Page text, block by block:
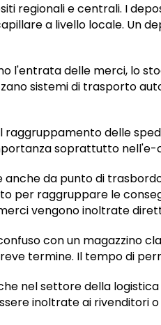
regionali e centrali. I
a livello locale. Un
l'entrata delle merci, lo
sistemi di trasporto
delle
soprattutto
anche da punto di
per raggruppare le
vengono inoltrate
con un magazzino
termine. Il tempo di
nel settore della
inoltrate ai rivenditori o